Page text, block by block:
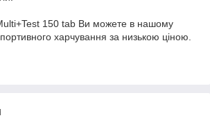
150 tab Ви можете в нашому
харчування за низькою ціною.